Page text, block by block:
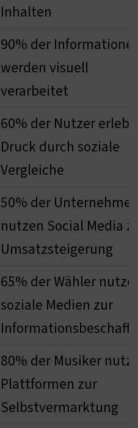
Inhalten
90% der
werden visuell
verarbeitet
60% der Nutzer
Druck durch soziale
Vergleiche
50% der
nutzen Social Media
Umsatzsteigerung
65% der Wähler
soziale Medien zur
80% der Musiker
Plattformen zur
Selbstvermarktung